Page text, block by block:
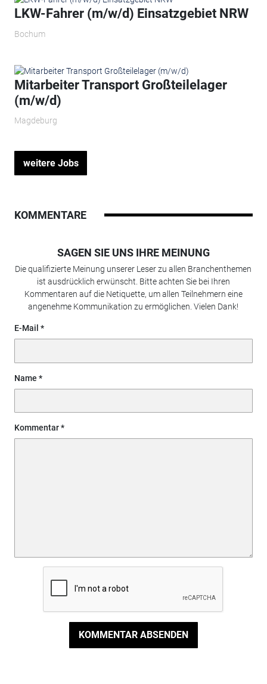
LKW-Fahrer (m/w/d) Einsatzgebiet NRW
Bochum
Mitarbeiter Transport Großteilelager
(m/w/d)
Magdeburg
weitere Jobs
KOMMENTARE
SAGEN SIE UNS IHRE MEINUNG
Die qualifizierte Meinung unserer Leser zu allen Branchenthemen
ist ausdrücklich erwünscht. Bitte achten Sie bei Ihren
Kommentaren auf die Netiquette, um allen Teilnehmern eine
angenehme Kommunikation zu ermöglichen. Vielen Dank!
E-Mail
Name
Kommentar
KOMMENTAR ABSENDEN